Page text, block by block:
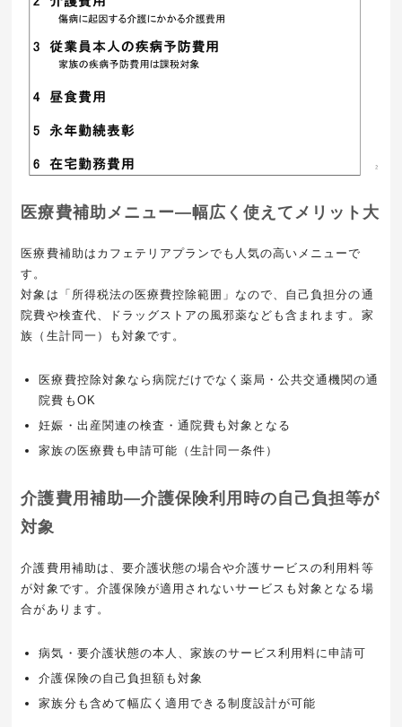
医療費補助メニュー―幅広く使えてメリット大
医療費補助はカフェテリアプランでも人気の高いメニューで
す。
対象は「所得税法の医療費控除範囲」なので、自己負担分の通
院費や検査代、ドラッグストアの風邪薬なども含まれます。家
族（生計同一）も対象です。
医療費控除対象なら病院だけでなく薬局・公共交通機関の通
院費もOK
妊娠・出産関連の検査・通院費も対象となる
家族の医療費も申請可能（生計同一条件）
介護費用補助―介護保険利用時の自己負担等が
対象
介護費用補助は、要介護状態の場合や介護サービスの利用料等
が対象です。介護保険が適用されないサービスも対象となる場
合があります。
病気・要介護状態の本人、家族のサービス利用料に申請可
介護保険の自己負担額も対象
家族分も含めて幅広く適用できる制度設計が可能